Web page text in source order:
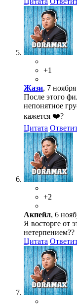
+1
Жази, 7
После этого
непонятное
кажется ❤️?
Цитата
+2
Акпейл, 6
Я восторге от
нетерпением??
Цитата